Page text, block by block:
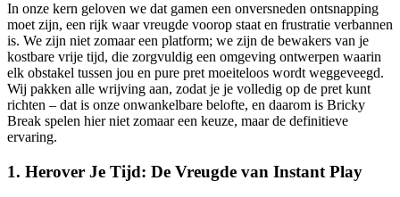
In onze kern geloven we dat gamen een onversneden ontsnapping
moet zijn, een rijk waar vreugde voorop staat en frustratie verbannen
is. We zijn niet zomaar een platform; we zijn de bewakers van je
kostbare vrije tijd, die zorgvuldig een omgeving ontwerpen waarin
elk obstakel tussen jou en pure pret moeiteloos wordt weggeveegd.
Wij pakken alle wrijving aan, zodat je je volledig op de pret kunt
richten – dat is onze onwankelbare belofte, en daarom is Bricky
Break spelen hier niet zomaar een keuze, maar de definitieve
ervaring.
1. Herover Je Tijd: De Vreugde van Instant Play